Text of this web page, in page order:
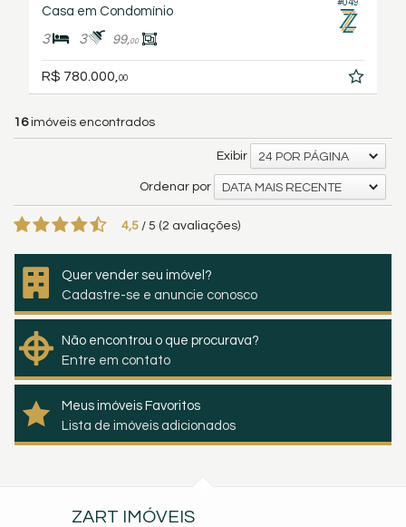
#049
Casa em Condomínio
3 3 99,00
R$ 780.000, 00
16imóveis encontrados
Exibir 24 POR PÁGINA
Ordenar por DATA MAIS RECENTE
4,5 / 5 (2 avaliações)
Quer vender seu imóvel?
Cadastre-se e anuncie conosco
Não encontrou o que procurava?
Entre em contato
Meus imóveis Favoritos
Lista de imóveis adicionados
ZART IMÓVEIS